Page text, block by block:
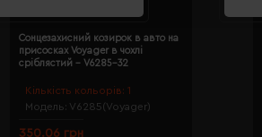
Кількість кольорів: 1
Модель: V6285(Voyager)
Сонцезахисний козирок в авто на
присосках Voyager в чохлі
сріблястий - V6285-32
350.06 грн